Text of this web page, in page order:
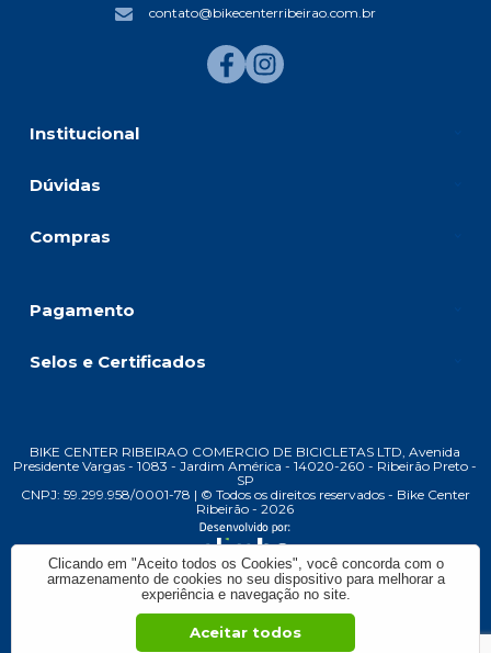
Institucional
Dúvidas
Compras
contato@bikecenterribeirao.com.br
Pagamento
Selos e Certificados
BIKE CENTER RIBEIRAO COMERCIO DE BICICLETAS LTD, Avenida
Presidente Vargas - 1083 - Jardim América - 14020-260 - Ribeirão Preto -
SP
CNPJ: 59.299.958/0001-78 | © Todos os direitos reservados - Bike Center
Ribeirão - 2026
Clicando em "Aceito todos os Cookies", você concorda com o
armazenamento de cookies no seu dispositivo para melhorar a
experiência e navegação no site.
Aceitar todos